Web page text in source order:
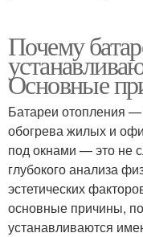
Почему
Основные
Батареи отопления
обогрева жилых и
под окнами — это не
глубокого анализа
эстетических
основные причины,
устанавливаются